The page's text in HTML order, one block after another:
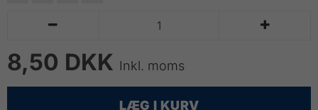
 
8,50 DKK Inkl. moms
LÆG I KURV